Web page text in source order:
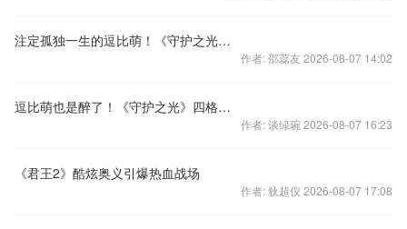
注定孤独一生的逗比萌！《守护之光》四格漫画no.5
作者: 邵蕊友 2026-08-07 14:02
逗比萌也是醉了！《守护之光》四格漫画no.3
作者: 谈绿琬 2026-08-07 16:23
《君王2》酷炫奥义引爆热血战场
作者: 狄超仪 2026-08-07 17:08